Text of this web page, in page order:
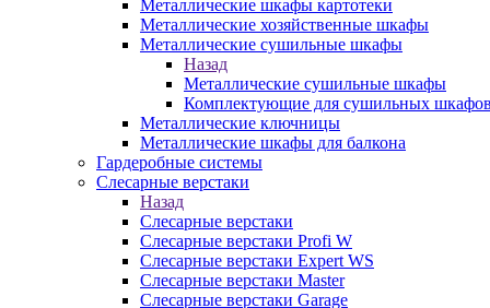
Металлические шкафы картотеки
Металлические хозяйственные шкафы
Металлические сушильные шкафы
Назад
Металлические сушильные шкафы
Комплектующие для сушильных шкафов
Металлические ключницы
Металлические шкафы для балкона
Гардеробные системы
Слесарные верстаки
Назад
Слесарные верстаки
Слесарные верстаки Profi W
Слесарные верстаки Expert WS
Слесарные верстаки Master
Слесарные верстаки Garage